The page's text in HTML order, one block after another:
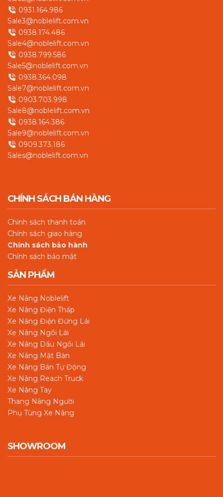
0931.164.986
Sale3@noblelift.com.vn
0938.174.486
Sale4@noblelift.com.vn
0938.799.586
Sale5@noblelift.com.vn
0938.364.098
Sale7@noblelift.com.vn
0903.703.998
Sale8@noblelift.com.vn
0938.164.386
Sale9@noblelift.com.vn
0909.373.186
Sales@noblelift.com.vn
CHÍNH SÁCH BÁN HÀNG
Chính sách thanh toán
Chính sách giao hàng
Chính sách bảo hành
Chính sách bảo mật
SẢN PHẨM
Xe Nâng Noblelift
Xe Nâng Điện Thấp
Xe Nâng Điện Đứng Lái
Xe Nâng Ngồi Lái
Xe Nâng Dầu Ngồi Lái
Xe Nâng Mặt Bàn
Xe Nâng Bán Tự Động
Xe Nâng Reach Truck
Xe Nâng Tay
Thang Nâng Người
Phụ Tùng Xe Nâng
SHOWROOM